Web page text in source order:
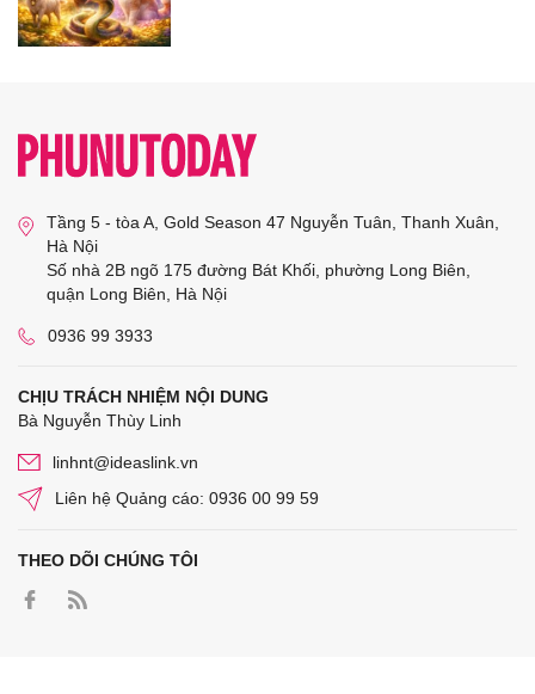
Tầng 5 - tòa A, Gold Season 47 Nguyễn Tuân, Thanh Xuân,
Hà Nội
Số nhà 2B ngõ 175 đường Bát Khối, phường Long Biên,
quận Long Biên, Hà Nội
0936 99 3933
CHỊU TRÁCH NHIỆM NỘI DUNG
Bà Nguyễn Thùy Linh
linhnt@ideaslink.vn
Liên hệ Quảng cáo: 0936 00 99 59
THEO DÕI CHÚNG TÔI